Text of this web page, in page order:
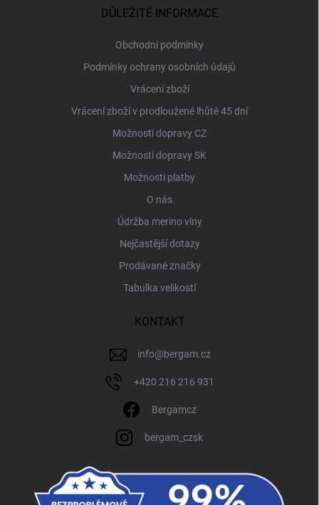
DŮLEŽITÉ INFORMACE
Obchodní podmínky
Podmínky ochrany osobních údajů
Vrácení zboží
Vrácení zboží v prodloužené lhůtě 45 dní
Možnosti dopravy CZ
Možnosti dopravy SK
Možnosti platby
O nás
Údržba merino vlny
Nejčastější dotazy
Prodávané značky
Tabulka velikostí
KONTAKT
info@bergam.cz
+420 216 216 931
Bergamcz
bergam_czsk